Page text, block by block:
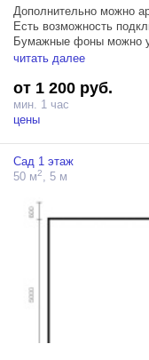
Дополнительно можно
Есть возможность
Бумажные фоны можно
Свет из окон
читать далее
от 1 200 руб.
мин. 1 час
цены
Сад 1 этаж
50 м2 , 5 м